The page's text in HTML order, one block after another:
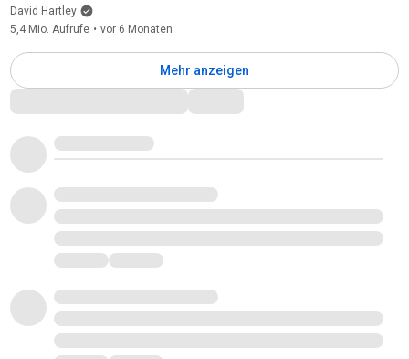
David Hartley
5,4 Mio. Aufrufe • vor 6 Monaten
Mehr anzeigen